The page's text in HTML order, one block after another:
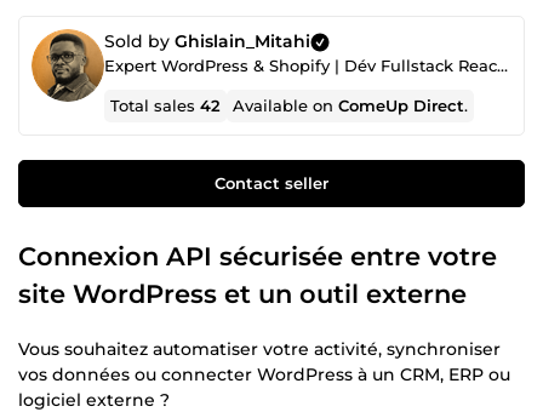
Sold by Ghislain_Mitahi
Expert WordPress & Shopify | Dév Fullstack React, Next.js, Node.js, Python
Total sales42 Available onComeUp Direct.
Contact seller
Connexion API sécurisée entre votre
site WordPress et un outil externe
Vous souhaitez automatiser votre activité, synchroniser
vos données ou connecter WordPress à un CRM, ERP ou
logiciel externe ?